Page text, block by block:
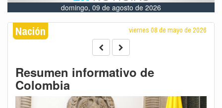
domingo, 09 de agosto de 2026
Nación viernes 08 de mayo de 2026
Resumen informativo de
Colombia